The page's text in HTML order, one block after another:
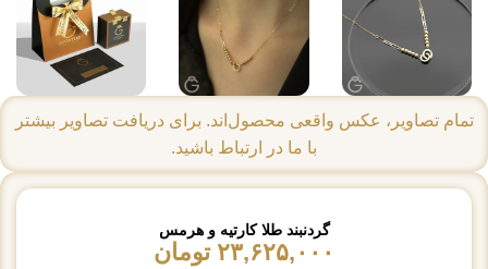
تمام تصاویر، عکس واقعی محصول‌اند. برای دریافت تصاویر بیشتر
با ما در ارتباط باشید.
گردنبند طلا کارتیه و هرمس
۲۳,۶۲۵,۰۰۰ تومان